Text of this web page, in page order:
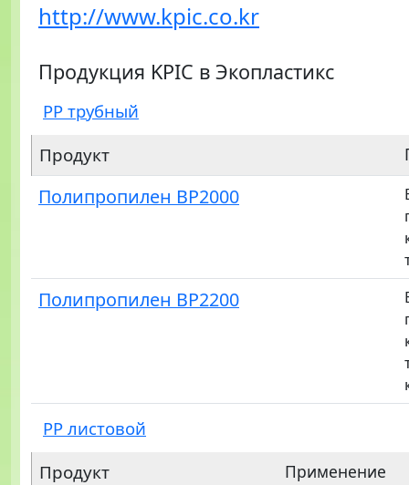
http://www.kpic.co.kr
Продукция KPIC в Экопластикс
PP трубный
Продукт
Полипропилен BP2000
Полипропилен BP2200
PP листовой
Продукт Применение